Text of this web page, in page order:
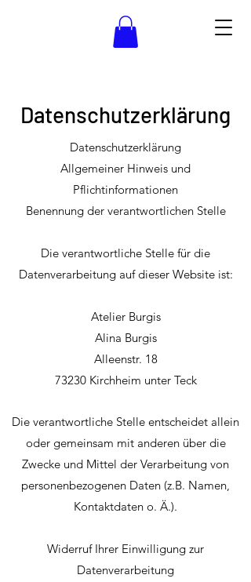
Datenschutzerklärung
Datenschutzerklärung
Allgemeiner Hinweis und
Pflichtinformationen
Benennung der verantwortlichen Stelle
Die verantwortliche Stelle für die
Datenverarbeitung auf dieser Website ist:
Atelier Burgis
Alina Burgis
Alleenstr. 18
73230 Kirchheim unter Teck
Die verantwortliche Stelle entscheidet allein
oder gemeinsam mit anderen über die
Zwecke und Mittel der Verarbeitung von
personenbezogenen Daten (z.B. Namen,
Kontaktdaten o. Ä.).
Widerruf Ihrer Einwilligung zur
Datenverarbeitung